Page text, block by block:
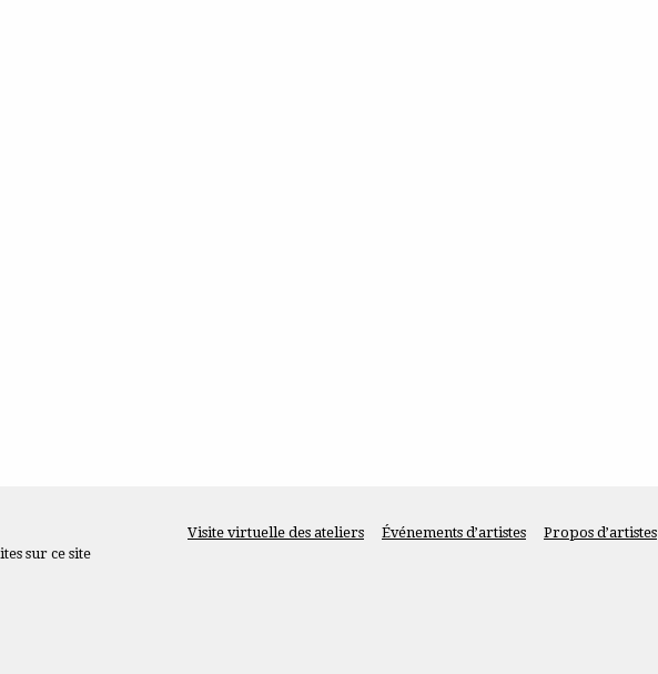
sur ce site
Visite virtuelle des ateliers Événements d’artistes Propos d’artistes